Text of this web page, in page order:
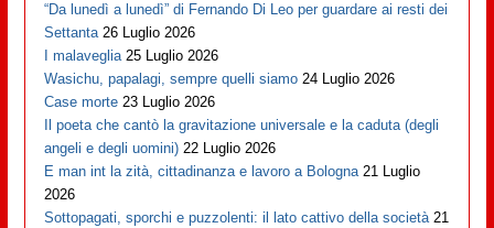
“Da lunedì a lunedì” di Fernando Di Leo per guardare ai resti dei
Settanta 26 Luglio 2026
I malaveglia 25 Luglio 2026
Wasichu, papalagi, sempre quelli siamo 24 Luglio 2026
Case morte 23 Luglio 2026
Il poeta che cantò la gravitazione universale e la caduta (degli
angeli e degli uomini) 22 Luglio 2026
E man int la zità, cittadinanza e lavoro a Bologna 21 Luglio
2026
Sottopagati, sporchi e puzzolenti: il lato cattivo della società 21